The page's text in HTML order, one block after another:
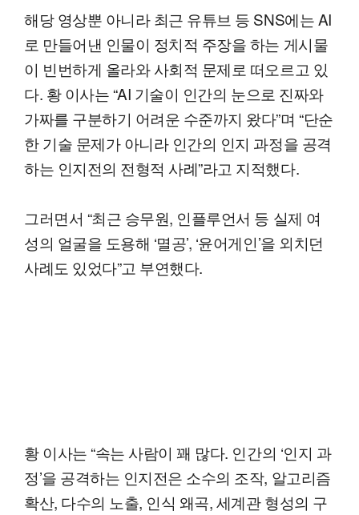
해당 영상뿐 아니라 최근 유튜브 등 SNS에는 AI
로 만들어낸 인물이 정치적 주장을 하는 게시물
이 빈번하게 올라와 사회적 문제로 떠오르고 있
다. 황 이사는 “AI 기술이 인간의 눈으로 진짜와
가짜를 구분하기 어려운 수준까지 왔다”며 “단순
한 기술 문제가 아니라 인간의 인지 과정을 공격
하는 인지전의 전형적 사례”라고 지적했다.
그러면서 “최근 승무원, 인플루언서 등 실제 여
성의 얼굴을 도용해 ‘멸공’, ‘윤어게인’을 외치던
사례도 있었다”고 부연했다.
황 이사는 “속는 사람이 꽤 많다. 인간의 ‘인지 과
정’을 공격하는 인지전은 소수의 조작, 알고리즘
확산, 다수의 노출, 인식 왜곡, 세계관 형성의 구